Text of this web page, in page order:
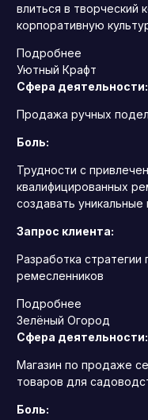
влиться в творческий
корпоративную
Подробнее
Уютный Крафт
Сфера деятельности:
Продажа ручных
Боль:
Трудности с
квалифицированных
создавать уникальные
Запрос клиента:
Разработка стратегии
ремесленников
Подробнее
Зелёный Огород
Сфера деятельности:
Магазин по продаже
товаров для
Боль: